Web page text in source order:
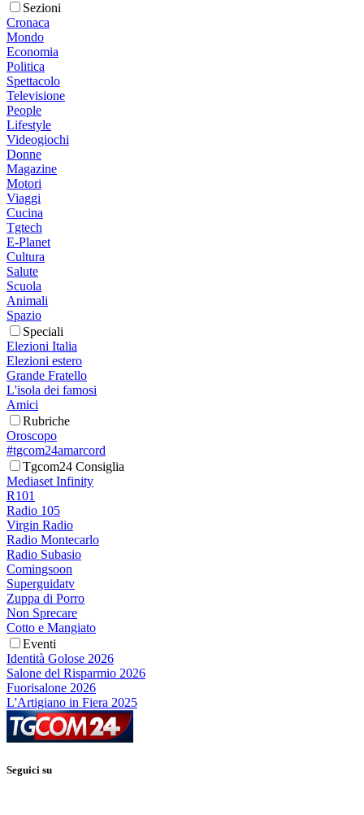
Sezioni
Cronaca
Mondo
Economia
Politica
Spettacolo
Televisione
People
Lifestyle
Videogiochi
Donne
Magazine
Motori
Viaggi
Cucina
Tgtech
E-Planet
Cultura
Salute
Scuola
Animali
Spazio
Speciali
Elezioni Italia
Elezioni estero
Grande Fratello
L'isola dei famosi
Amici
Rubriche
Oroscopo
#tgcom24amarcord
Tgcom24 Consiglia
Mediaset Infinity
R101
Radio 105
Virgin Radio
Radio Montecarlo
Radio Subasio
Comingsoon
Superguidatv
Zuppa di Porro
Non Sprecare
Cotto e Mangiato
Eventi
Identità Golose 2026
Salone del Risparmio 2026
Fuorisalone 2026
L'Artigiano in Fiera 2025
Seguici su